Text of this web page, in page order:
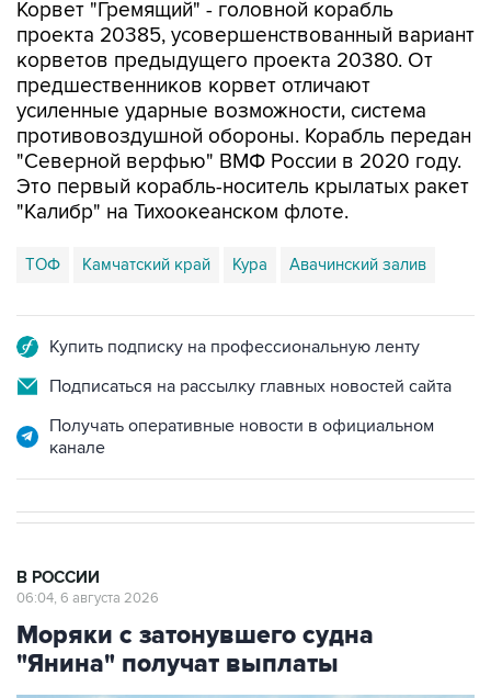
корветов предыдущего проекта 20380. От
предшественников корвет отличают
усиленные ударные возможности, система
противовоздушной обороны. Корабль передан
"Северной верфью" ВМФ России в 2020 году.
Это первый корабль-носитель крылатых ракет
"Калибр" на Тихоокеанском флоте.
ТОФ Камчатский край Кура Авачинский залив
Подписаться на рассылку главных новостей сайта
Получать оперативные новости в официальном
канале
Моряки с затонувшего судна
"Янина" получат выплаты